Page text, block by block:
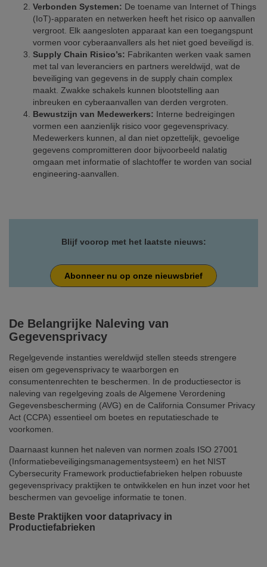
Verbonden Systemen: De toename van Internet of Things
(IoT)-apparaten en netwerken heeft het risico op aanvallen
vergroot. Elk aangesloten apparaat kan een toegangspunt
vormen voor cyberaanvallers als het niet goed beveiligd is.
Supply Chain Risico’s: Fabrikanten werken vaak samen
met tal van leveranciers en partners wereldwijd, wat de
beveiliging van gegevens in de supply chain complex
maakt. Zwakke schakels kunnen blootstelling aan
inbreuken en cyberaanvallen van derden vergroten.
Bewustzijn van Medewerkers: Interne bedreigingen
vormen een aanzienlijk risico voor gegevensprivacy.
Medewerkers kunnen, al dan niet opzettelijk, gevoelige
gegevens compromitteren door bijvoorbeeld nalatig
omgaan met informatie of slachtoffer te worden van social
engineering-aanvallen.
Blijf voorop met het laatste nieuws:
Abonneer nu op onze nieuwsbrief
De Belangrijke Naleving van
Gegevensprivacy
Regelgevende instanties wereldwijd stellen steeds strengere
eisen om gegevensprivacy te waarborgen en
consumentenrechten te beschermen. In de productiesector is
naleving van regelgeving zoals de Algemene Verordening
Gegevensbescherming (AVG) en de California Consumer Privacy
Act (CCPA) essentieel om boetes en reputatieschade te
voorkomen.
Daarnaast kunnen het naleven van normen zoals ISO 27001
(Informatiebeveiligingsmanagementsysteem) en het NIST
Cybersecurity Framework productiefabrieken helpen robuuste
gegevensprivacy praktijken te ontwikkelen en hun inzet voor het
beschermen van gevoelige informatie te tonen.
Beste Praktijken voor dataprivacy in
Productiefabrieken